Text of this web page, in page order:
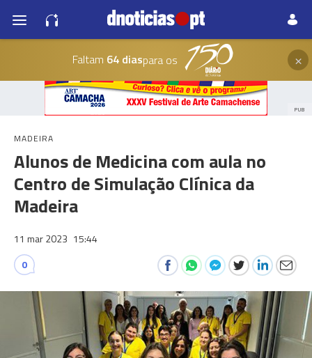
Faltam 64 diaspara os ×
PUB
MADEIRA
Alunos de Medicina com aula no
Centro de Simulação Clínica da
Madeira
11 mar 2023 15:44
0